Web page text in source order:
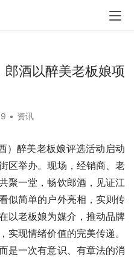
酒以醉美老板娘项
• 资讯
）醉美老板娘评选活动启动
区举办。现场，经销商、老
聚一堂，畅饮郎酒，见证江
似简单的户外亮相，实则传
以老板娘为媒介，推动品牌
实现情绪价值的完美传递。
是一次有意识、有章法的消